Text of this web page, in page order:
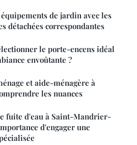
de jardin avec les
détachées correspondantes
le porte-encens idéal
envoûtante ?
et aide-ménagère à
les nuances
fuite d'eau à Saint-Mandrier-
d'engager une